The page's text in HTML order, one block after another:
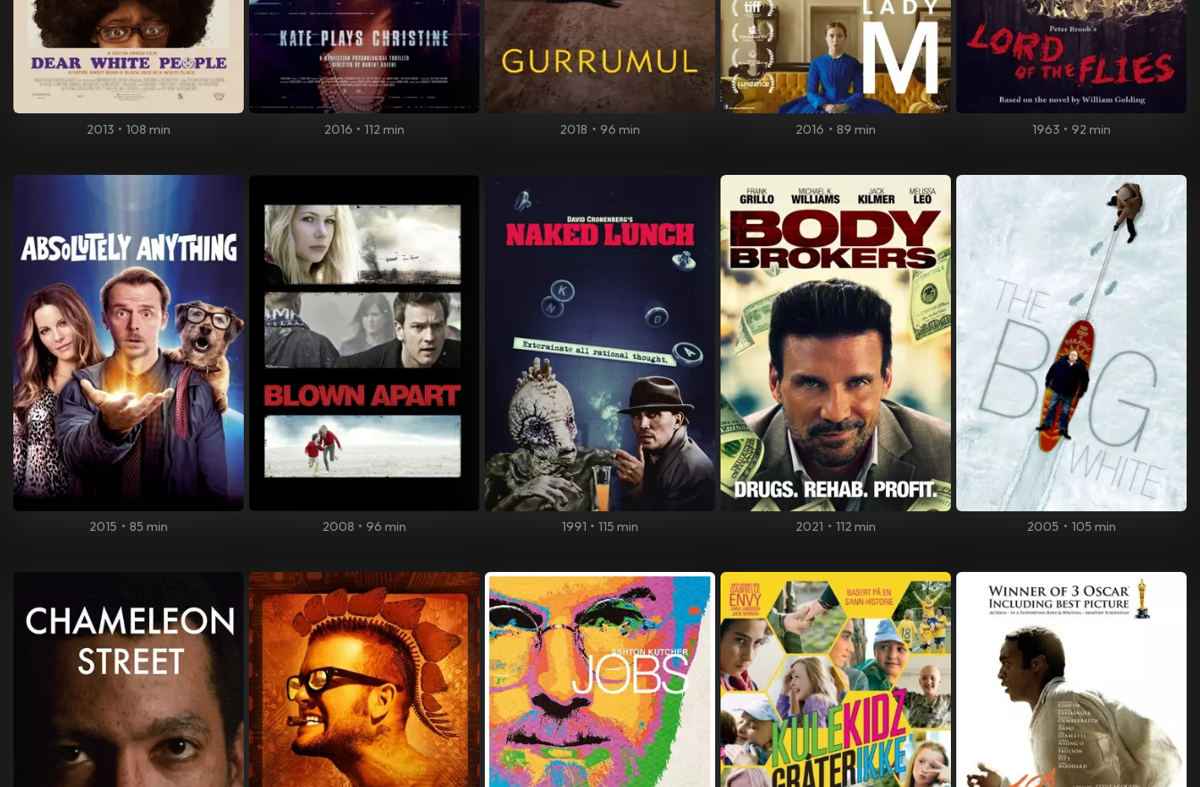
2013 • 108 min 2016 • 112 min 2018 • 96 min 2016 • 89 min 1963 • 92 min
2015 • 85 min 2008 • 96 min 1991 • 115 min 2021 • 112 min 2005 • 105 min